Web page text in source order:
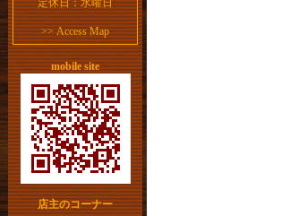
定休日：水曜日
>>Access Map
mobile site
店主のコーナー